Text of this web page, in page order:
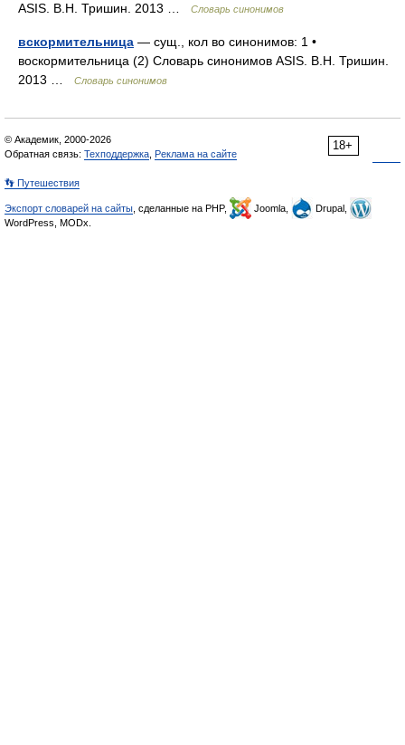
ASIS. В.Н. Тришин. 2013 …
Словарь синонимов
вскормительница — сущ., кол во синонимов: 1 •
воскормительница (2) Словарь синонимов ASIS. В.Н. Тришин.
2013 …
Словарь синонимов
18+
© Академик, 2000-2026
Обратная связь: Техподдержка Реклама на сайте
👣 Путешествия
Экспорт словарей на сайты , сделанные на PHP, Joomla,
Drupal,
WordPress, MODx.